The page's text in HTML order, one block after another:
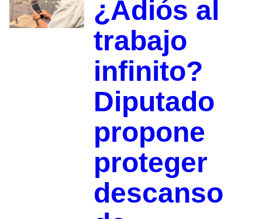
¿Adiós al
trabajo
infinito?
Diputado
propone
proteger
descanso